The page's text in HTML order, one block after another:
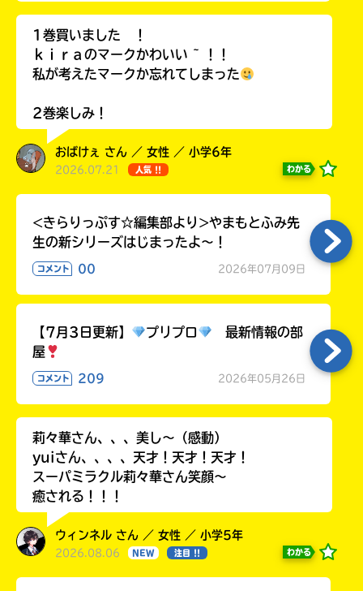
1巻買いました ！
ｋｉｒａのマークかわいい ~ ！！
私が考えたマークか忘れてしまった
2巻楽しみ！
おばけぇ さん ／ 女性 ／ 小学6年
2026.07.21 人気 !! わかる
<きらりっぷす☆編集部より>やまもとふみ先
生の新シリーズはじまったよ～！
コメント 00 2026年07月09日
【7月3日更新】 プリプロ
最新情報の部
屋
コメント 209 2026年05月26日
莉々華さん、、、美し〜（感動）
yuiさん、、、、天才！天才！天才！
スーパミラクル莉々華さん笑顔〜
癒される！！！
ウィンネル さん ／ 女性 ／ 小学5年
2026.08.06 NEW 注目 !! わかる